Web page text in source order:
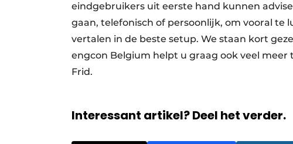
eindgebruikers uit eerste hand kunnen
gaan, telefonisch of persoonlijk, om vooral te
vertalen in de beste setup. We staan kort
engcon Belgium helpt u graag ook veel
Frid.
Interessant artikel? Deel het verder.